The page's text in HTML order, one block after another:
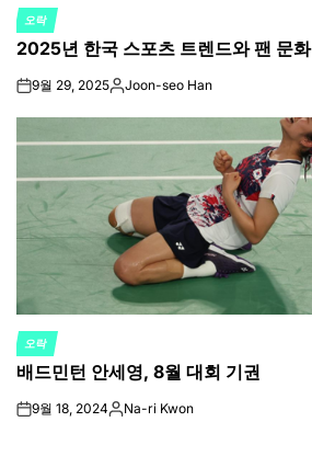
POSTED
IN
오락
2025년 한국 스포츠 트렌드와 팬 문화
on9월 29, 2025Posted
Joon-seo Han
POSTED
IN
오락
배드민턴 안세영, 8월 대회 기권
on9월 18, 2024Posted
Na-ri Kwon